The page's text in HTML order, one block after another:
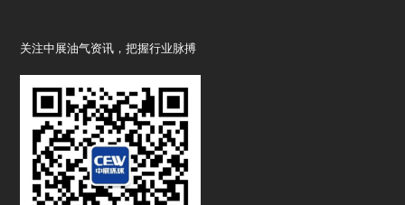
关注中展油气资讯，把握行业脉搏